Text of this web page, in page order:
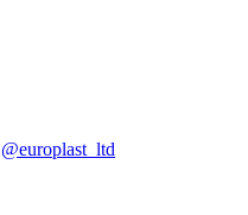
@europlast_ltd